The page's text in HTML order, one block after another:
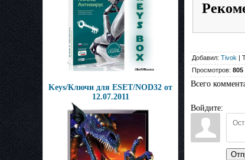
Keys/Ключи для ESET/NOD32 от
12.07.2011
Добавил: Tivok |
Просмотров: 805
Всего
Войдите: